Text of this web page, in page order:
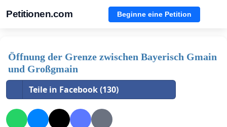
Petitionen.com Beginne eine Petition
Öffnung der Grenze zwischen Bayerisch Gmain
und Großgmain
Teile in Facebook (130)